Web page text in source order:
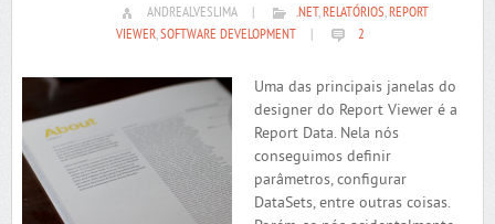
ANDREALVESLIMA .NET,RELATÓRIOS,REPORT
VIEWER,SOFTWARE DEVELOPMENT 2
Uma das principais janelas do
designer do Report Viewer é a
Report Data. Nela nós
conseguimos definir
parâmetros, configurar
DataSets, entre outras coisas.